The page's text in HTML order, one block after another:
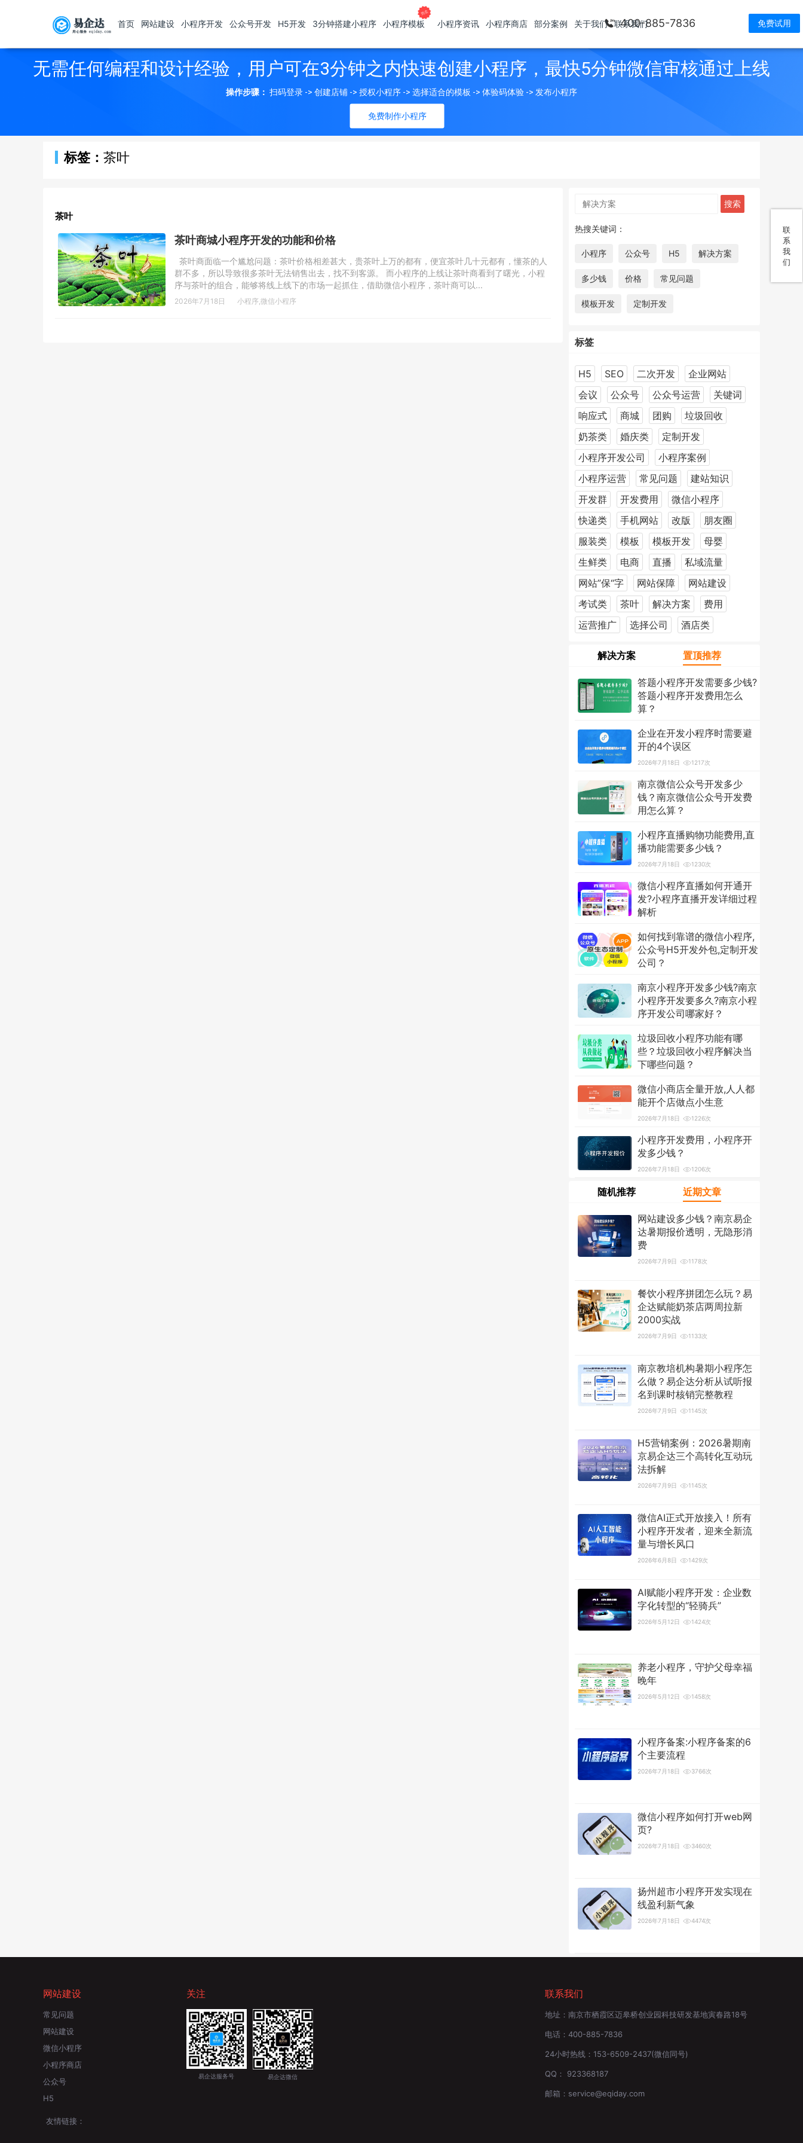
400-885-7836 免费试用
首页 网站建设 小程序开发 公众号开发 H5开发 3分钟搭建小程序 小程序模板 小程序资讯 小程序商店 部分案例 关于我们 联系我们
联
系
我
们
无需任何编程和设计经验，用户可在3分钟之内快速创建小程序，最快5分钟微信审核通过上线
免费制作小程序
操作步骤： 扫码登录 -> 创建店铺 -> 授权小程序 -> 选择适合的模板 -> 体验码体验 -> 发布小程序
标签： 茶叶
茶叶
茶叶商城小程序开发的功能和价格
茶叶商面临一个尴尬问题：茶叶价格相差甚大，贵茶叶上万的都有，便宜茶叶几十元都有，懂茶的人
群不多，所以导致很多茶叶无法销售出去，找不到客源。 而小程序的上线让茶叶商看到了曙光，小程
序与茶叶的组合，能够将线上线下的市场一起抓住，借助微信小程序，茶叶商可以...
2026年7月18日 小程序 微信小程序
热搜关键词：
小程序 公众号 H5 解决方案
多少钱 价格 常见问题
模板开发 定制开发
标签
H5 SEO 二次开发
企业网站
会议
公众号 公众号运营
关键词
响应式
商城 团购
垃圾回收
奶茶类
婚庆类
定制开发
小程序开发公司
小程序案例
小程序运营
常见问题
建站知识
开发群
开发费用
微信小程序
快递类
手机网站 改版
朋友圈
服装类
模板 模板开发
母婴
生鲜类
电商 直播
私域流量
网站”保“字
网站保障
网站建设
考试类
茶叶 解决方案
费用
运营推广
选择公司 酒店类
解决方案 置顶推荐
答题小程序开发需要多少钱?
答题小程序开发费用怎么
算？
企业在开发小程序时需要避
开的4个误区
2026年7月18日 1217次
南京微信公众号开发多少
钱？南京微信公众号开发费
用怎么算？
小程序直播购物功能费用,直
播功能需要多少钱？
2026年7月18日 1230次
微信小程序直播如何开通开
发?小程序直播开发详细过程
解析
如何找到靠谱的微信小程序,
公众号H5开发外包,定制开发
公司？
南京小程序开发多少钱?南京
小程序开发要多久?南京小程
序开发公司哪家好？
垃圾回收小程序功能有哪
些？垃圾回收小程序解决当
下哪些问题？
微信小商店全量开放,人人都
能开个店做点小生意
2026年7月18日 1226次
小程序开发费用，小程序开
发多少钱？
2026年7月18日 1206次
随机推荐 近期文章
网站建设多少钱？南京易企
达暑期报价透明，无隐形消
费
2026年7月9日 1178次
餐饮小程序拼团怎么玩？易
企达赋能奶茶店两周拉新
2000实战
2026年7月9日 1133次
南京教培机构暑期小程序怎
么做？易企达分析从试听报
名到课时核销完整教程
2026年7月9日 1145次
H5营销案例：2026暑期南
京易企达三个高转化互动玩
法拆解
2026年7月9日 1145次
微信AI正式开放接入！所有
小程序开发者，迎来全新流
量与增长风口
2026年6月8日 1429次
AI赋能小程序开发：企业数
字化转型的“轻骑兵”
2026年5月12日 1424次
养老小程序，守护父母幸福
晚年
2026年5月12日 1458次
小程序备案:小程序备案的6
个主要流程
2026年7月18日 3766次
微信小程序如何打开web网
页?
2026年7月18日 3460次
扬州超市小程序开发实现在
线盈利新气象
2026年7月18日 4474次
网站建设
常见问题
网站建设
微信小程序
小程序商店
公众号
H5
关注
易企达服务号 易企达微信
联系我们
地址： 南京市栖霞区迈皋桥创业园科技研发基地寅春路18号
电话： 400-885-7836
24小时热线： 153-6509-2437(微信同号)
QQ： 923368187
邮箱： service@eqiday.com
友情链接：